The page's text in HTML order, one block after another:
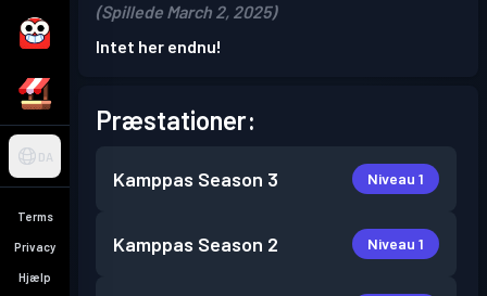
DA
Terms
Privacy
Hjælp
(Spillede March 2, 2025)
Intet her endnu!
Præstationer:
Kamppas Season 3 Niveau 1
Kamppas Season 2 Niveau 1